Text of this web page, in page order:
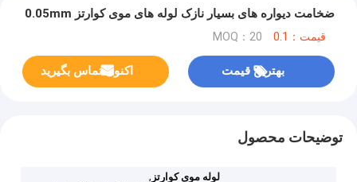
ضخامت دیواره های بسیار نازک لوله های موی کوارتز 0.05mm
قیمت：0.1 MOQ：20
بهترین قیمت اکنون تماس بگیرید
توضیحات محصول
لوله موی کوارتز ,